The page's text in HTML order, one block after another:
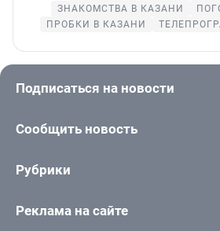
ЗНАКОМСТВА В КАЗАНИ
ПРОБКИ В КАЗАНИ
Подписаться на новости
Сообщить новость
Рубрики
Реклама на сайте